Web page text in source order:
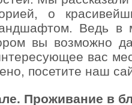
о
Ведь в
вы возможно
вас
посетите наш
Проживание в